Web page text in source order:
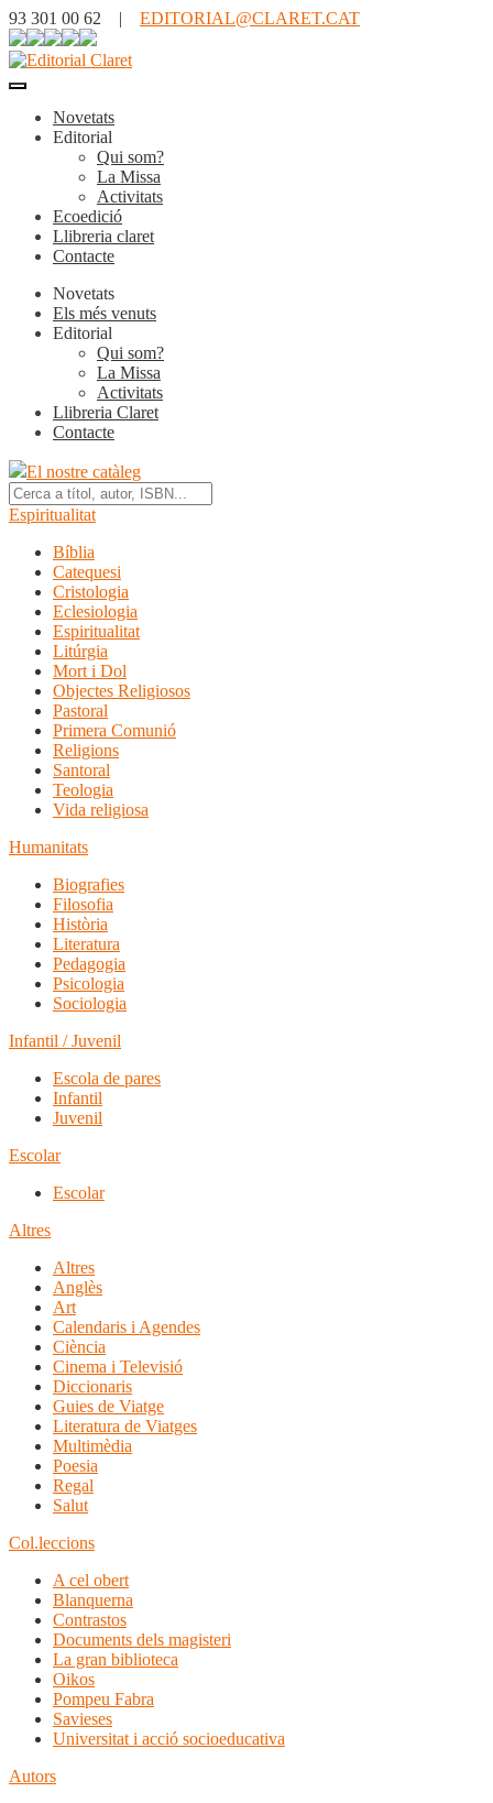
93 301 00 62 | EDITORIAL@CLARET.CAT
Novetats
Editorial
Qui som?
La Missa
Activitats
Ecoedició
Llibreria claret
Contacte
Novetats
Els més venuts
Editorial
Qui som?
La Missa
Activitats
Llibreria Claret
Contacte
El nostre catàleg
Espiritualitat
Bíblia
Catequesi
Cristologia
Eclesiologia
Espiritualitat
Litúrgia
Mort i Dol
Objectes Religiosos
Pastoral
Primera Comunió
Religions
Santoral
Teologia
Vida religiosa
Humanitats
Biografies
Filosofia
Història
Literatura
Pedagogia
Psicologia
Sociologia
Infantil / Juvenil
Escola de pares
Infantil
Juvenil
Escolar
Escolar
Altres
Altres
Anglès
Art
Calendaris i Agendes
Ciència
Cinema i Televisió
Diccionaris
Guies de Viatge
Literatura de Viatges
Multimèdia
Poesia
Regal
Salut
Col.leccions
A cel obert
Blanquerna
Contrastos
Documents dels magisteri
La gran biblioteca
Oikos
Pompeu Fabra
Savieses
Universitat i acció socioeducativa
Autors